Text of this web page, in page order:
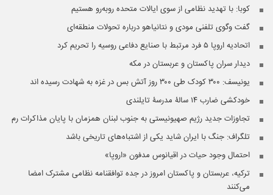
کوبا: با تهدید نظامی از سوی ایالات متحده روبه‌رو هستیم
گفت وگوی تلفنی مودی و نتانیاهو درباره تحولات منطقه‌ای
اتحادیه اروپا ۵ فرد مرتبط با صنایع دفاعی روسیه را تحریم کرد
دیدار سران پاکستان و عربستان در مکه
یونیسف: ۳۰۰ کودک طی ۳۰۰ روز آتش بس در غزه به شهادت رسیده اند
خودکشی ضارب ۱۴ سالۀ مدرسۀ تایلندی
تجاوزات جدید رژیم صهیونیستی به جنوب لبنان همزمان با پایان مذاکرات رم
تلگراف: جنگ با ایران شاید یکی از اشتباه‌های تاریخی باشد
احتمال وجود حیات در اقیانوس مدفون «اروپا»
ترکیه، عربستان و پاکستان امروز در جده توافقنامه نظامی مشترک امضا
می‌کنند